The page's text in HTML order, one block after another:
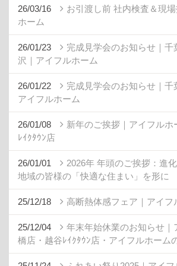
26/03/16
お引渡し前 社内検査＆現
ホーム
26/01/23
完成見学会のお知らせ｜千
沢｜アイフルホーム
26/01/22
完成見学会のお知らせ｜千
アイフルホーム
26/01/08
新年のご挨拶｜アイフルホ
ﾚｲｸﾀｳﾝ店
26/01/01
2026年 年頭のご挨拶：進
地域の皆様の「快適な住まい」を形に
25/12/18 高断熱体感フェア｜アイフ
25/12/04
年末年始休業のお知らせ｜
橋店・越谷ﾚｲｸﾀｳﾝ店・アイフルホーム